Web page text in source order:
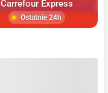
Carrefour Express
Ostatnie 24h